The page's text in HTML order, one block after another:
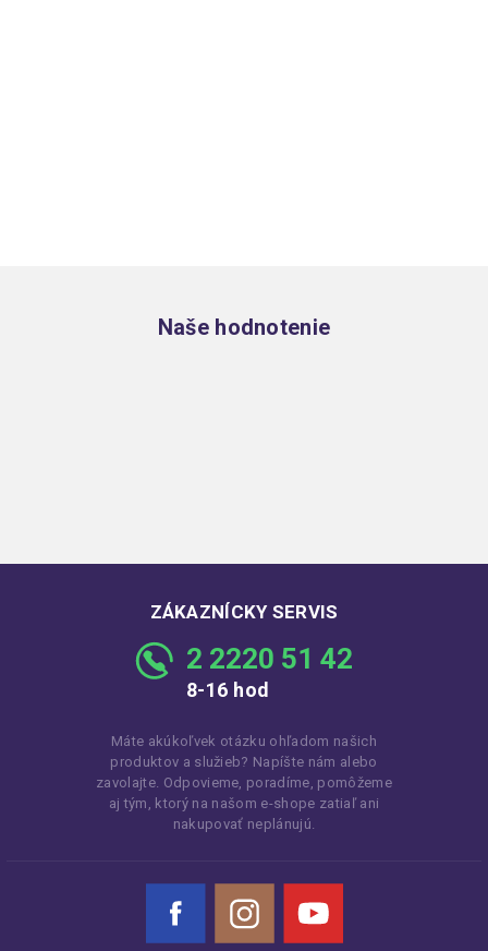
Naše hodnotenie
ZÁKAZNÍCKY SERVIS
2 2220 51 42
8-16 hod
Máte akúkoľvek otázku ohľadom našich
produktov a služieb? Napíšte nám alebo
zavolajte. Odpovieme, poradíme, pomôžeme
aj tým, ktorý na našom e-shope zatiaľ ani
nakupovať neplánujú.
Facebook Instagram YouTube